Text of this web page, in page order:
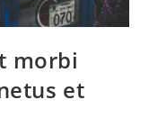
morbi
et